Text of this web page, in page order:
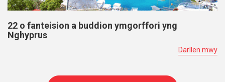
22 o fanteision a buddion ymgorffori yng
Nghyprus
Darllen mwy